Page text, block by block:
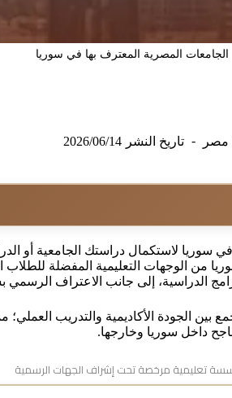
الجامعات المصرية المعترف بها في سوريا
مصر تاريخ النشر 2026/06/14
لاستكمال دراستك الجامعية أو
من الوجهات التعليمية المفضلة
الدراسية، إلى جانب الاعتراف الرسمي
بين الجودة الأكاديمية والتدريب
داخل سوريا وخارجها.
تعليمية مرخصة تحت إشراف الجهات الرسمية